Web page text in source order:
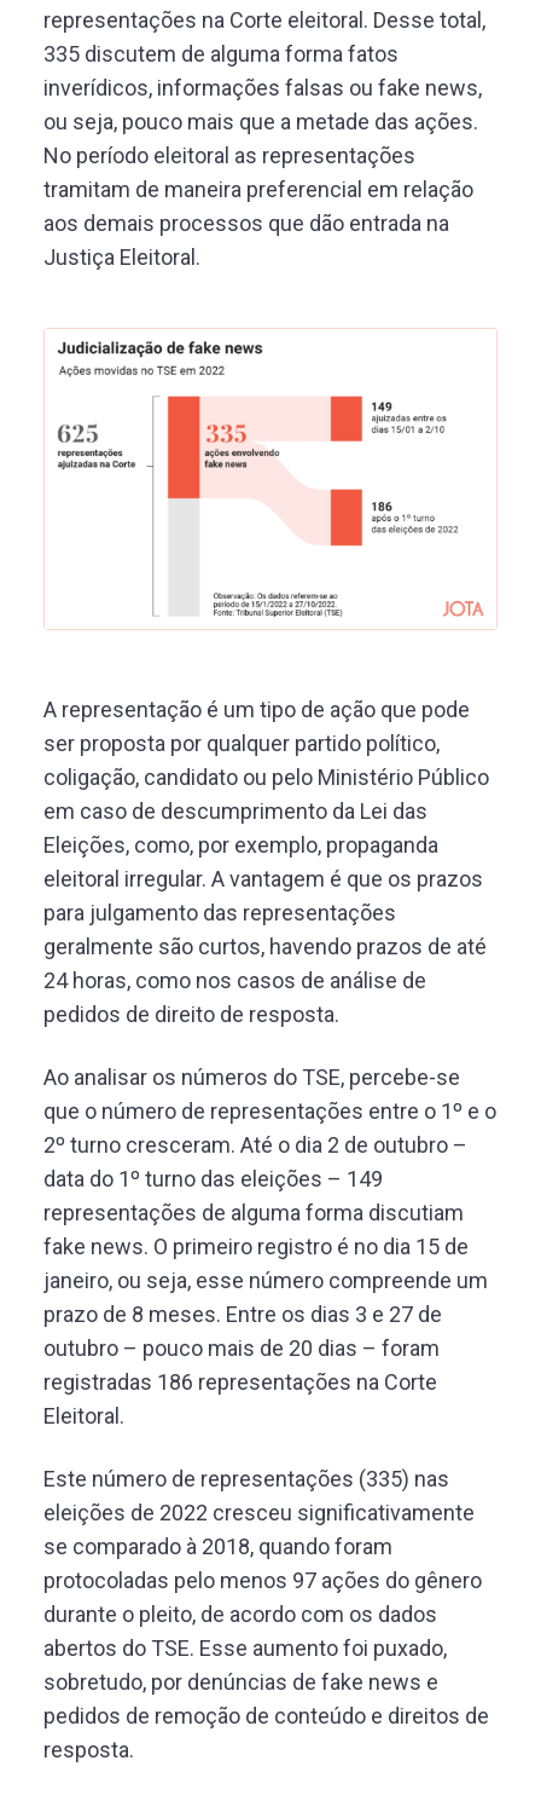
representações na Corte eleitoral. Desse total,
335 discutem de alguma forma fatos
inverídicos, informações falsas ou fake news,
ou seja, pouco mais que a metade das ações.
No período eleitoral as representações
tramitam de maneira preferencial em relação
aos demais processos que dão entrada na
Justiça Eleitoral.
A representação é um tipo de ação que pode
ser proposta por qualquer partido político,
coligação, candidato ou pelo Ministério Público
em caso de descumprimento da Lei das
Eleições, como, por exemplo, propaganda
eleitoral irregular. A vantagem é que os prazos
para julgamento das representações
geralmente são curtos, havendo prazos de até
24 horas, como nos casos de análise de
pedidos de direito de resposta.
Ao analisar os números do TSE, percebe-se
que o número de representações entre o 1º e o
2º turno cresceram. Até o dia 2 de outubro –
data do 1º turno das eleições – 149
representações de alguma forma discutiam
fake news. O primeiro registro é no dia 15 de
janeiro, ou seja, esse número compreende um
prazo de 8 meses. Entre os dias 3 e 27 de
outubro – pouco mais de 20 dias – foram
registradas 186 representações na Corte
Eleitoral.
Este número de representações (335) nas
eleições de 2022 cresceu significativamente
se comparado à 2018, quando foram
protocoladas pelo menos 97 ações do gênero
durante o pleito, de acordo com os dados
abertos do TSE. Esse aumento foi puxado,
sobretudo, por denúncias de fake news e
pedidos de remoção de conteúdo e direitos de
resposta.